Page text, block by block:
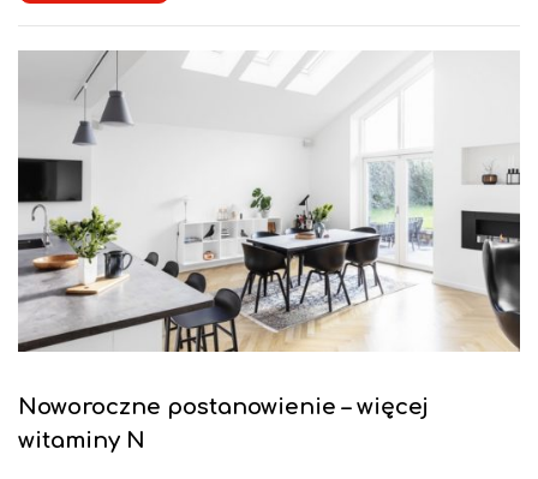
Noworoczne postanowienie – więcej
witaminy N